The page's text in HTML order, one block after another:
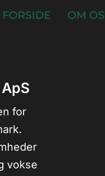
FORSIDE OM OS
for
vokse